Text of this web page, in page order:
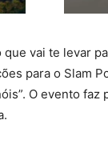
vai te levar
para o Slam
O evento